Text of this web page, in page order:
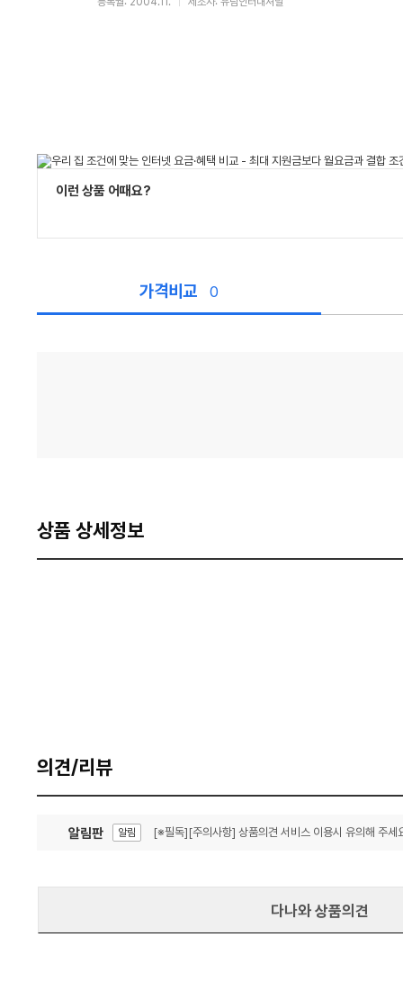
이런 상품 어때요?
가격비교 0
상품 상세정보
의견/리뷰
알림판 알림 [※필독][주의사항] 상품의견 서비스 이용시 유의해 주세
다나와 상품의견